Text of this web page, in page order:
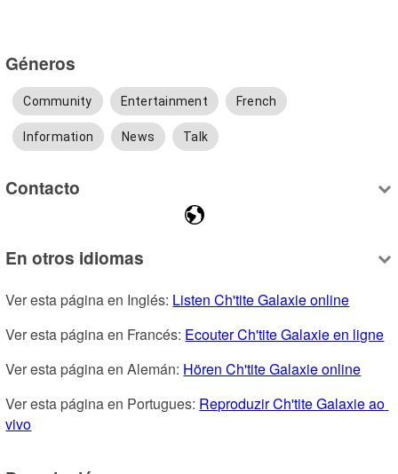
Géneros
Community Entertainment French
Information News Talk
Contacto
En otros idiomas
Ver esta página en Inglés: Listen Ch'tite Galaxie online
Ver esta página en Francés: Ecouter Ch'tite Galaxie en ligne
Ver esta página en Alemán: Hören Ch'tite Galaxie online
Ver esta página en Portugues: Reproduzir Ch'tite Galaxie ao
vivo